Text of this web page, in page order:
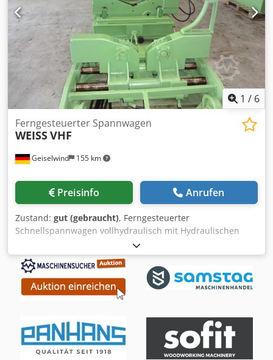
1 / 6
Geiselwind 155 km
Ferngesteuerter Spannwagen
WEISSVHF
Preisinfo Anrufen
Zustand: gut (gebraucht), Ferngesteuerter
Schnellspannwagen vollhydraulisch mit Hydraulischen
Hilfswagen. Spurweite 840 mm. Steuerpult und
Elektroschaltschrank . Crsdpfx Acjd Nqrqjnjf